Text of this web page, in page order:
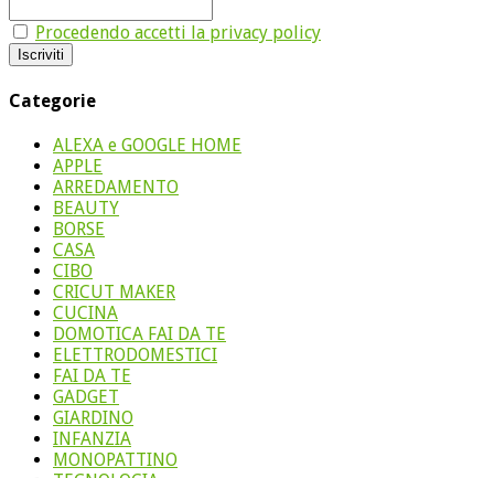
Procedendo accetti la privacy policy
Categorie
ALEXA e GOOGLE HOME
APPLE
ARREDAMENTO
BEAUTY
BORSE
CASA
CIBO
CRICUT MAKER
CUCINA
DOMOTICA FAI DA TE
ELETTRODOMESTICI
FAI DA TE
GADGET
GIARDINO
INFANZIA
MONOPATTINO